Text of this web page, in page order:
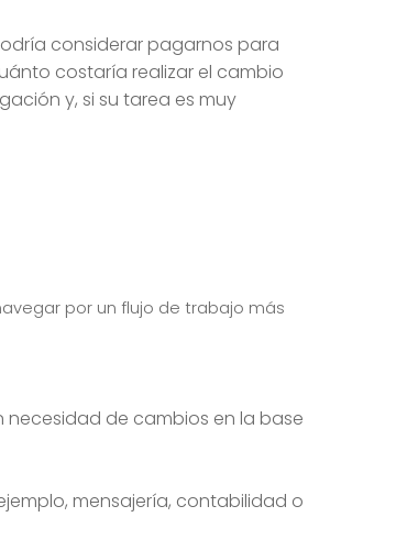
considerar pagarnos para
costaría realizar el cambio
y, si su tarea es muy
por un flujo de trabajo más
necesidad de cambios en la base
mensajería, contabilidad o